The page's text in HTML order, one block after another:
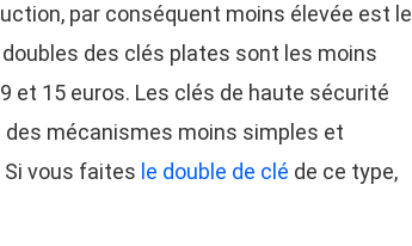
par conséquent moins élevée est le
des clés plates sont les moins
et 15 euros. Les clés de haute sécurité
mécanismes moins simples et
vous faites le double de clé de ce type,